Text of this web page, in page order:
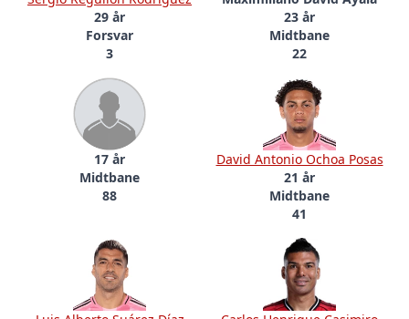
29 år
Forsvar
3
23 år
Midtbane
22
17 år
Midtbane
88
David Antonio Ochoa Posas
21 år
Midtbane
41